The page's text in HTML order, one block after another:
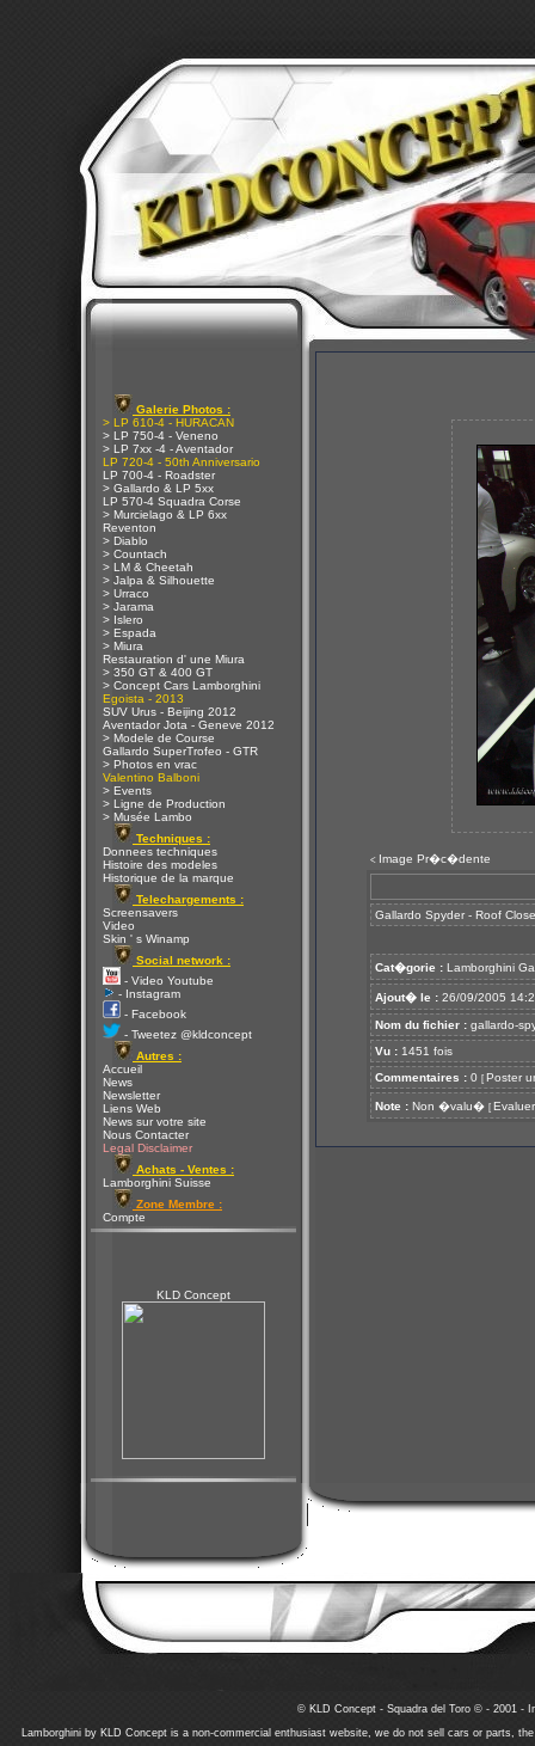
Galerie Photos :
> LP 610-4 - HURACAN
> LP 750-4 - Veneno
> LP 7xx -4 - Aventador
LP 720-4 - 50th Anniversario
LP 700-4 - Roadster
> Gallardo & LP 5xx
LP 570-4 Squadra Corse
> Murcielago & LP 6xx
Reventon
> Diablo
> Countach
> LM & Cheetah
> Jalpa & Silhouette
> Urraco
> Jarama
> Islero
> Espada
> Miura
Restauration d' une Miura
> 350 GT & 400 GT
> Concept Cars Lamborghini
Egoista - 2013
SUV Urus - Beijing 2012
Aventador Jota - Geneve 2012
> Modele de Course
Gallardo SuperTrofeo - GTR
> Photos en vrac
Valentino Balboni
> Events
> Ligne de Production
> Musée Lambo
Techniques :
Donnees techniques
Histoire des modeles
Historique de la marque
Telechargements :
Screensavers
Video
Skin ' s Winamp
Social network :
- Video Youtube
- Instagram
- Facebook
- Tweetez @kldconcept
Autres :
Accueil
News
Newsletter
Liens Web
News sur votre site
Nous Contacter
Legal Disclaimer
Achats - Ventes :
Lamborghini Suisse
Zone Membre :
Compte
KLD Concept
< Image Pr�c�dente
Gallardo Spyder - Roof Close
Cat�gorie : Lamborghini
Ajout� le : 26/09/2005
Nom du fichier : gallardo-
Vu : 1451 fois
Commentaires : 0 [ Poster
Note : Non �valu� [ Evaluer
© KLD Concept - Squadra del Toro © - 2001 -
Lamborghini by KLD Concept is a non-commercial enthusiast website, we do not sell cars or parts,